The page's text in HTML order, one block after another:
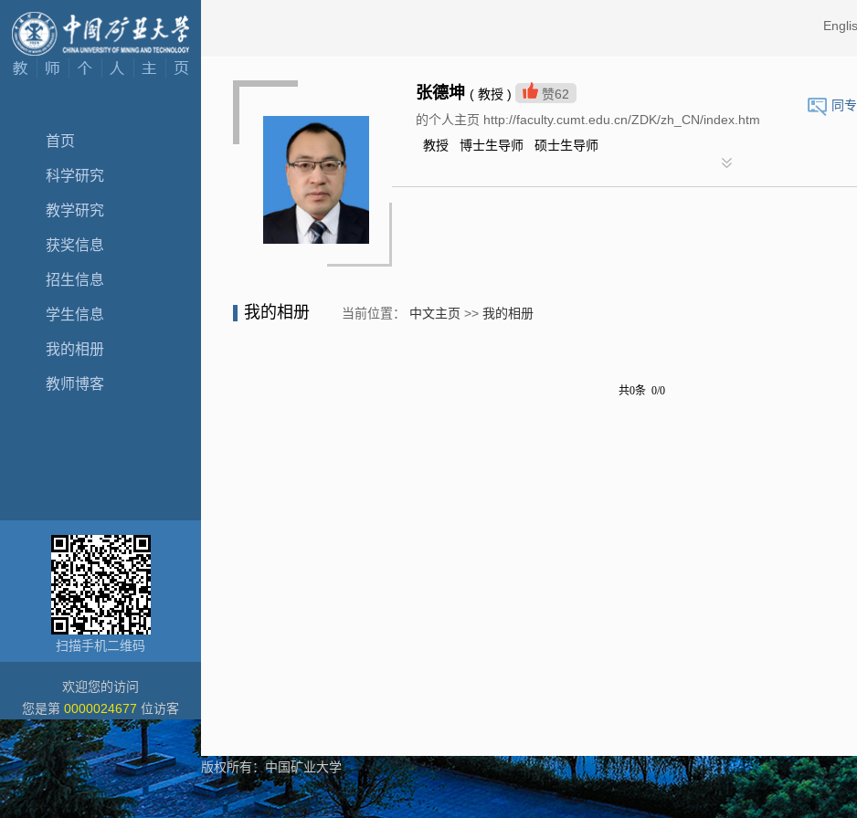
首页
科学研究
教学研究
获奖信息
招生信息
学生信息
我的相册
教师博客
扫描手机二维码
欢迎您的访问
您是第 0000024677 位访客
同
张德坤 ( 教授 ) 赞62
的个人主页 http://faculty.cumt.edu.cn/ZDK/zh_CN/index.htm
教授 博士生导师 硕士生导师
我的相册 当前位置： 中文主页 >> 我的相册
共0条 0/0
版权所有：中国矿业大学